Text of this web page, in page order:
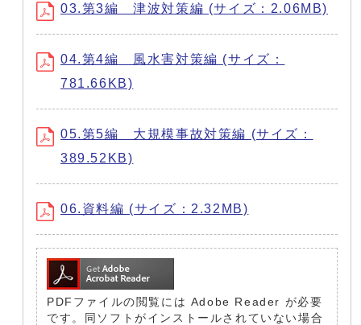
03.第3編 津波対策編 (サイズ：2.06MB)
04.第4編 風水害対策編 (サイズ：
781.66KB)
05.第5編 大規模事故対策編 (サイズ：
389.52KB)
06.資料編 (サイズ：2.32MB)
PDFファイルの閲覧には Adobe Reader が必要
です。同ソフトがインストールされていない場合